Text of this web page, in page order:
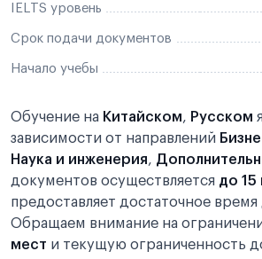
IELTS уровень
Срок подачи документов
Начало учебы
Обучение на Китайском, Русском
зависимости от направлений
Наука и инженерия,
документов осуществляется до 15
предоставляет достаточное время
Обращаем внимание на
мест и текущую ограниченность